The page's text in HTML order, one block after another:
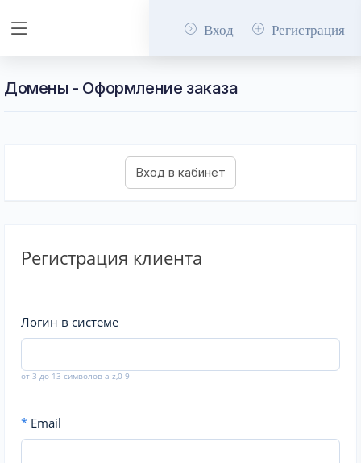
Вход Регистрация
Домены - Оформление заказа
Регистрация клиента
Логин в системе
от 3 до 13 символов a-z,0-9
* Email